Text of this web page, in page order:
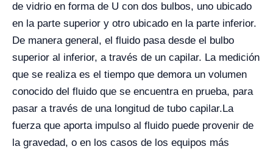
de vidrio en forma de U con dos bulbos, uno ubicado
en la parte superior y otro ubicado en la parte inferior.
De manera general, el fluido pasa desde el bulbo
superior al inferior, a través de un capilar. La medición
que se realiza es el tiempo que demora un volumen
conocido del fluido que se encuentra en prueba, para
pasar a través de una longitud de tubo capilar.La
fuerza que aporta impulso al fluido puede provenir de
la gravedad, o en los casos de los equipos más